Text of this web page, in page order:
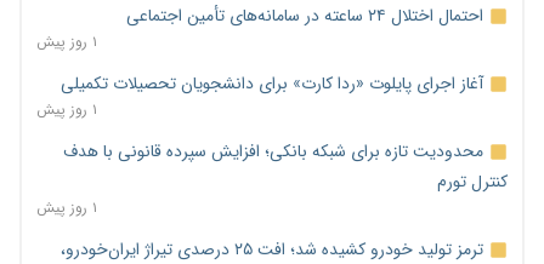
احتمال اختلال ۲۴ ساعته در سامانه‌های تأمین اجتماعی
۱ روز پیش
آغاز اجرای پایلوت «ردا کارت» برای دانشجویان تحصیلات تکمیلی
۱ روز پیش
محدودیت تازه برای شبکه بانکی؛ افزایش سپرده قانونی با هدف
کنترل تورم
۱ روز پیش
ترمز تولید خودرو کشیده شد؛ افت ۲۵ درصدی تیراژ ایران‌خودرو،